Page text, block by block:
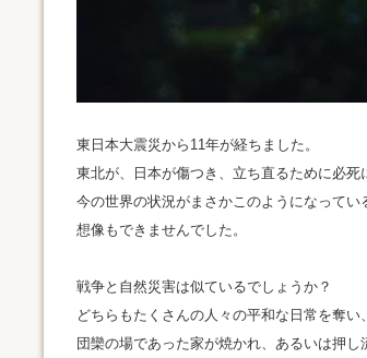
東日本大震災から11年が経ちました。
東北が、日本が傷つき、立ち直るために必死
今の世界の状況がまさかこのようになってい
想像もできませんでした。
戦争と自然災害は似ているでしょうか？
どちらもたくさんの人々の平和な日常を奪い
団欒の場であった家が焼かれ、あるいは押し